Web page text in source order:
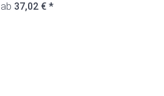
ab 37,02 €*